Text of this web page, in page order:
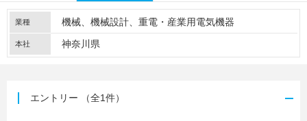
業種 機械 機械設計 重電・産業用電気機器
本社 神奈川県
エントリー （全1件）